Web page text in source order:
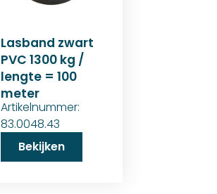
Lasband zwart
PVC 1300 kg /
lengte = 100
meter
Artikelnummer:
83.0048.43
Bekijken